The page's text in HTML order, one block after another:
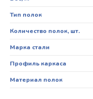
Тип полок
Количество полок, шт.
Марка стали
Профиль каркаса
Материал полок